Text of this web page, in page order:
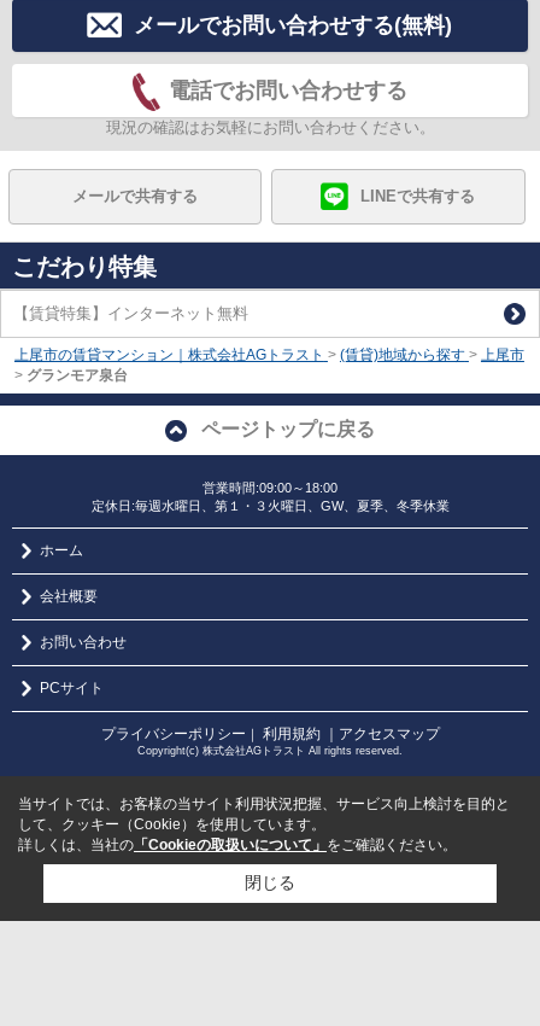
メールでお問い合わせする(無料)
電話でお問い合わせする
現況の確認はお気軽にお問い合わせください。
メールで共有する LINEで共有する
こだわり特集
【賃貸特集】インターネット無料
上尾市の賃貸マンション｜株式会社AGトラスト > (賃貸)地域から探す > 上尾市
> グランモア泉台
ページトップに戻る
営業時間:09:00～18:00
定休日:毎週水曜日、第１・３火曜日、GW、夏季、冬季休業
ホーム
会社概要
お問い合わせ
PCサイト
プライバシーポリシー 利用規約 ｜アクセスマップ
Copyright(c) 株式会社AGトラスト All rights reserved.
当サイトでは、お客様の当サイト利用状況把握、サービス向上検討を目的と
して、クッキー（Cookie）を使用しています。
詳しくは、当社の 「Cookieの取扱いについて」 をご確認ください。
閉じる